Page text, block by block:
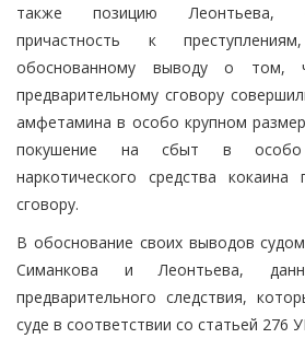
также позицию Леонтьева,
причастность к
обоснованному выводу о том,
предварительному сговору
амфетамина в особо крупном
покушение на сбыт в особо
наркотического средства кокаина
сговору.
В обоснование своих выводов
Симанкова и Леонтьева,
предварительного следствия,
суде в соответствии со статьей 276